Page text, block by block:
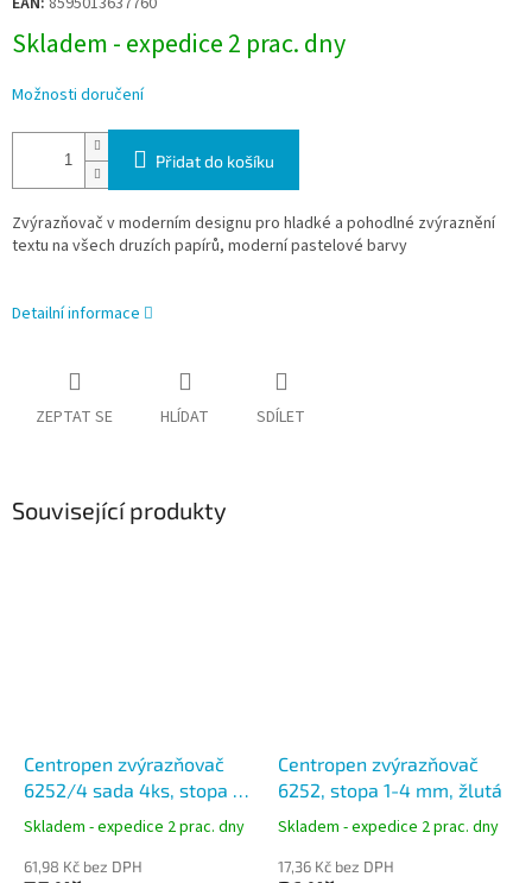
Skladem - expedice 2 prac. dny
Možnosti doručení
Přidat do košíku
Zvýrazňovač v moderním designu pro hladké a pohodlné zvýraznění
textu na všech druzích papírů, moderní pastelové barvy
Detailní informace
ZEPTAT SE HLÍDAT SDÍLET
Související produkty
Centropen zvýrazňovač
6252/4 sada 4ks, stopa 1-
4 mm, fluo barvy
Skladem - expedice 2 prac. dny
61,98 Kč bez DPH
Centropen zvýrazňovač
6252, stopa 1-4 mm, žlutá
Skladem - expedice 2 prac. dny
17,36 Kč bez DPH